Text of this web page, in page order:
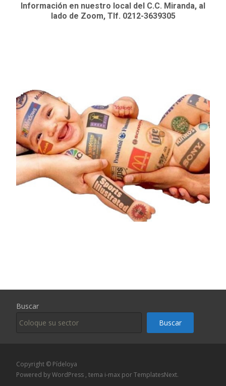
Información en nuestro local del C.C. Miranda, al
lado de Zoom, Tlf. 0212-3639305
Buscar
Buscar
Copyright © Pídeloya
Powered by WordPress , tema i-max por TemplatesNext.